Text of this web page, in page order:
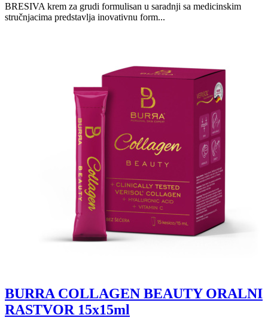
BRESIVA krem za grudi formulisan u saradnji sa medicinskim
stručnjacima predstavlja inovativnu form...
BURRA COLLAGEN BEAUTY ORALNI
RASTVOR 15x15ml